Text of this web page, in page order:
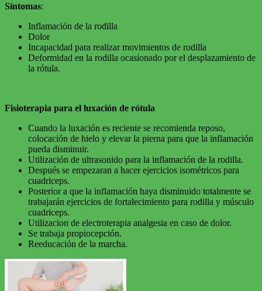
Síntomas:
Inflamación de la rodilla
Dolor
Incapacidad para realizar movimientos de rodilla
Deformidad en la rodilla ocasionado por el desplazamiento de
la rótula.
Fisioterapia para el luxación de rótula
Cuando la luxación es reciente se recomienda reposo,
colocación de hielo y elevar la pierna para que la inflamación
pueda disminuir.
Utilización de ultrasonido para la inflamación de la rodilla.
Después se empezaran a hacer ejercicios isométricos para
cuadriceps.
Posterior a que la inflamación haya disminuido totalmente se
trabajarán ejercicios de fortalecimiento para rodilla y músculo
cuadriceps.
Utilizacion de electroterapia analgesia en caso de dolor.
Se trabaja propiocepción.
Reeducación de la marcha.